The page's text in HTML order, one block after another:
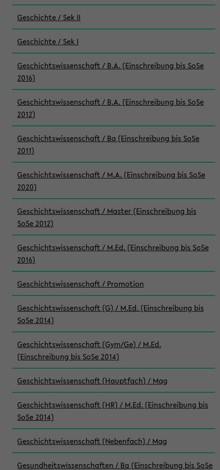
Geschichte / Sek II
Geschichte / Sek I
Geschichtswissenschaft / B.A. (Einschreibung bis SoSe
2016)
Geschichtswissenschaft / B.A. (Einschreibung bis SoSe
2012)
Geschichtswissenschaft / Ba (Einschreibung bis SoSe
2011)
Geschichtswissenschaft / M.A. (Einschreibung bis SoSe
2020)
Geschichtswissenschaft / Master (Einschreibung bis
SoSe 2012)
Geschichtswissenschaft / M.Ed. (Einschreibung bis SoSe
2016)
Geschichtswissenschaft / Promotion
Geschichtswissenschaft (G) / M.Ed. (Einschreibung bis
SoSe 2014)
Geschichtswissenschaft (Gym/Ge) / M.Ed.
(Einschreibung bis SoSe 2014)
Geschichtswissenschaft (Hauptfach) / Mag
Geschichtswissenschaft (HR) / M.Ed. (Einschreibung bis
SoSe 2014)
Geschichtswissenschaft (Nebenfach) / Mag
Gesundheitswissenschaften / Ba (Einschreibung bis SoSe